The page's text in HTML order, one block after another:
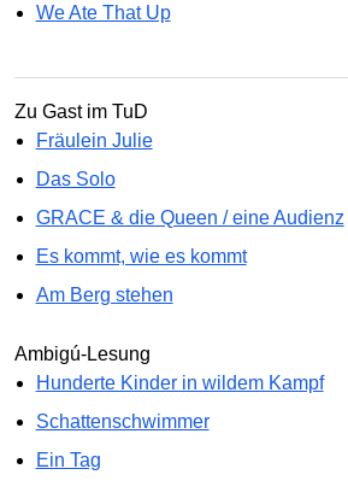
We Ate That Up
Zu Gast im TuD
Fräulein Julie
Das Solo
GRACE & die Queen / eine Audienz
Es kommt, wie es kommt
Am Berg stehen
Ambigú-Lesung
Hunderte Kinder in wildem Kampf
Schattenschwimmer
Ein Tag